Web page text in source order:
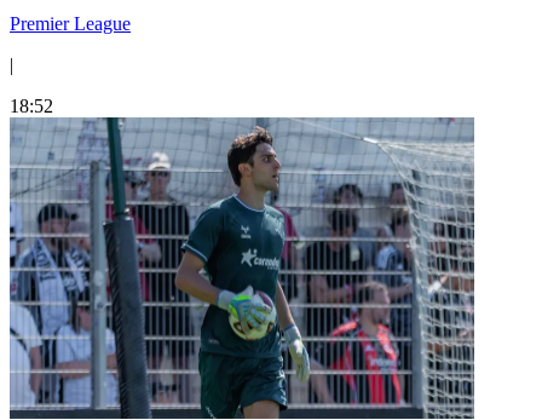
Premier League
|
18:52